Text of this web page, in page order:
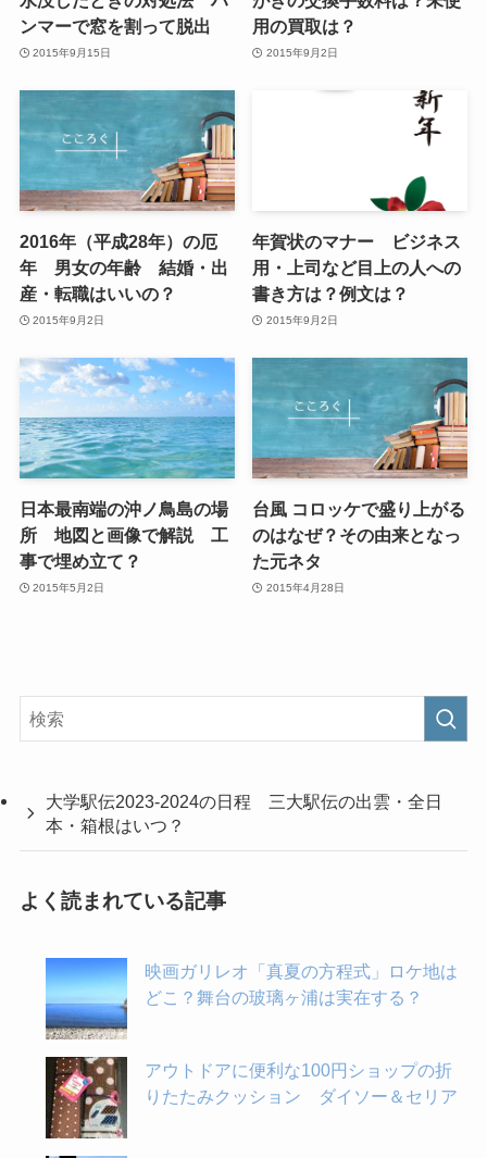
ンマーで窓を割って脱出
2015年9月15日
用の買取は？
2015年9月2日
2016年（平成28年）の厄
年 男女の年齢 結婚・出
産・転職はいいの？
2015年9月2日
年賀状のマナー ビジネス
用・上司など目上の人への
書き方は？例文は？
2015年9月2日
日本最南端の沖ノ鳥島の場
所 地図と画像で解説 工
事で埋め立て？
2015年5月2日
台風 コロッケで盛り上がる
のはなぜ？その由来となっ
た元ネタ
2015年4月28日
大学駅伝2023-2024の日程 三大駅伝の出雲・全日
本・箱根はいつ？
よく読まれている記事
映画ガリレオ「真夏の方程式」ロケ地は
どこ？舞台の玻璃ヶ浦は実在する？
アウトドアに便利な100円ショップの折
りたたみクッション ダイソー＆セリア